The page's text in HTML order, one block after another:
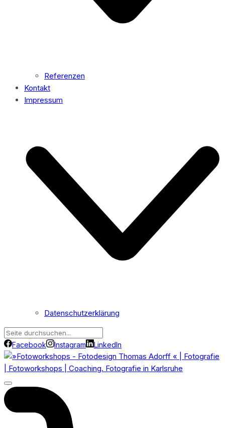
Referenzen
Kontakt
Impressum
Datenschutzerklärung
Facebook Instagram LinkedIn